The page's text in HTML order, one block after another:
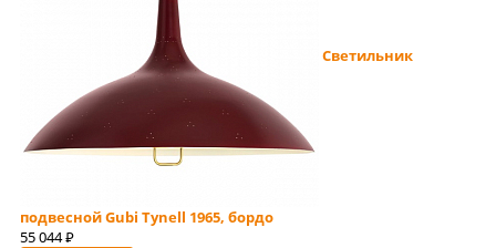
Светильник
подвесной Gubi Tynell 1965, бордо
55 044 руб